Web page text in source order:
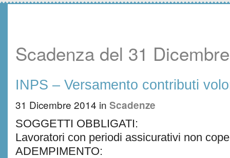
Scadenza del 31
INPS – Versamento contributi
31 Dicembre 2014 in Scadenze
SOGGETTI OBBLIGATI:
Lavoratori con periodi assicurativi non
ADEMPIMENTO: